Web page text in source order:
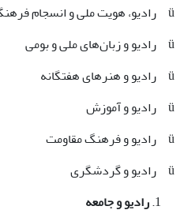
ü رادیو، هویت ملی و انسجام فرهنگی
ü رادیو و زبان‌های ملی و بومی
ü رادیو و هنرهای هفتگانه
ü رادیو و آموزش
ü رادیو و فرهنگ مقاومت
ü رادیو و گردشگری
رادیو و جامعه